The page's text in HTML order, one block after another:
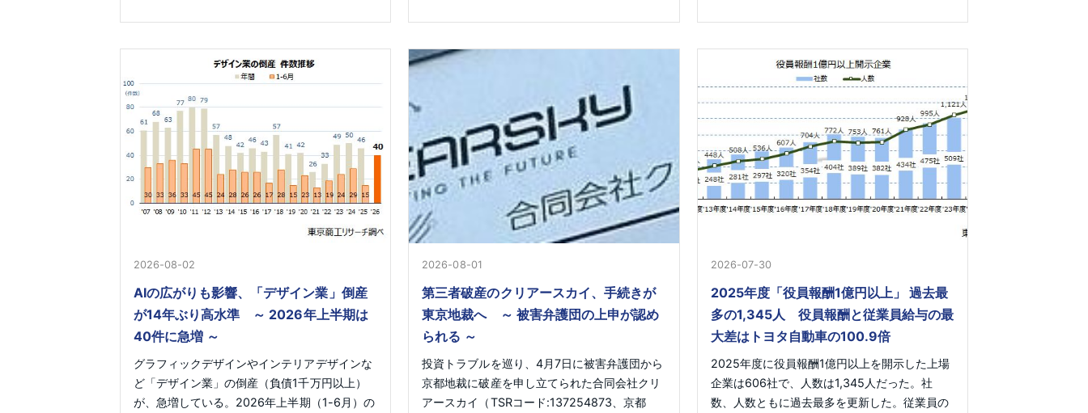
2026-08-02
AIの広がりも影響、「デザイン業」倒産
が14年ぶり高水準 ～ 2026年上半期は
40件に急増 ～
グラフィックデザインやインテリアデザインな
ど「デザイン業」の倒産（負債1千万円以上）
が、急増している。2026年上半期（1-6月）の
2026-08-01
第三者破産のクリアースカイ、手続きが
東京地裁へ ～ 被害弁護団の上申が認め
られる ～
投資トラブルを巡り、4月7日に被害弁護団から
京都地裁に破産を申し立てられた合同会社クリ
アースカイ（TSRコード:137254873、京都
2026-07-30
2025年度「役員報酬1億円以上」 過去最
多の1,345人 役員報酬と従業員給与の最
大差はトヨタ自動車の100.9倍
2025年度に役員報酬1億円以上を開示した上場
企業は606社で、人数は1,345人だった。社
数、人数ともに過去最多を更新した。従業員の